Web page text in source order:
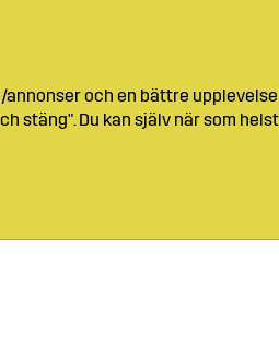
och en bättre upplevelse
stäng". Du kan själv när som